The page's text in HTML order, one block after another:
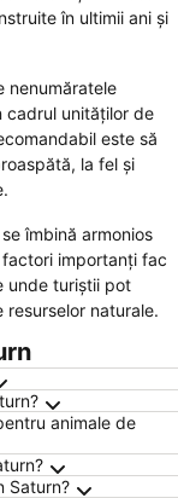
în ultimii ani și
nenumăratele
cadrul unităților de
este să
la fel și
îmbină armonios
importanți fac
unde turiștii pot
naturale.
animale de
Saturn?